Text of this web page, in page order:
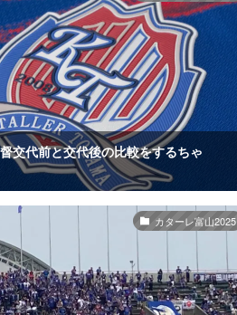
交代前と交代後の比較をするちゃ
カターレ富山2025